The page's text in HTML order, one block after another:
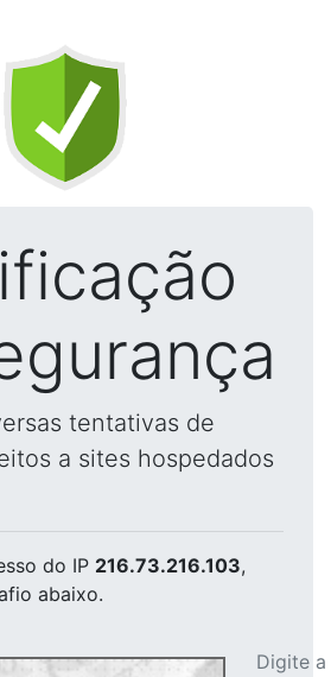
tentativas de
a sites hospedados
do IP 216.73.216.103,
abaixo.
Digite